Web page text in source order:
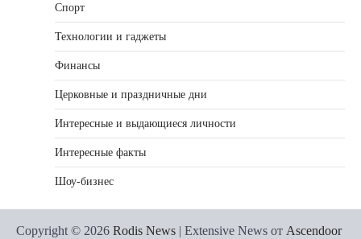
Спорт
Технологии и гаджеты
Финансы
Церковные и праздничные дни
Интересные и выдающиеся личности
Интересные факты
Шоу-бизнес
Copyright © 2026 Rodis News | Extensive News от Ascendoor